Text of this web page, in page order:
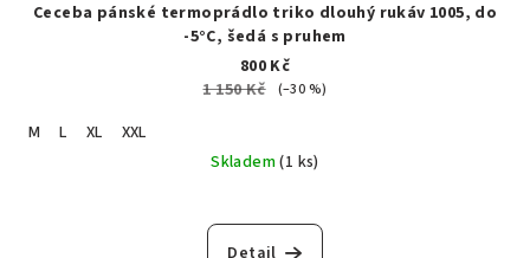
Ceceba pánské termoprádlo triko dlouhý rukáv 1005, do
-5°C, šedá s pruhem
800 Kč
1 150 Kč
(–30 %)
M L XL
XXL
Skladem(1 ks)
Detail